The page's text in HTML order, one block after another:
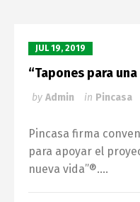
JUL 19, 2019
“Tapones para
by Admin in Pincasa
Pincasa firma
para apoyar el
nueva vida”®....